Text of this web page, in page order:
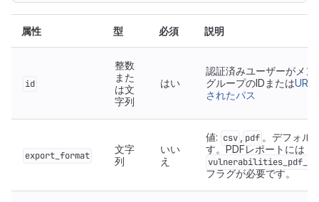
属性 型 必須 説明
id
整数
また
は文
字列
はい
認証済みユーザーがメン
グループのIDまたはURL
されたパス
export_format
文字
列
いい
え
値: csv pdf 。デフォル
す。PDFレポートには
フラグが必要です。